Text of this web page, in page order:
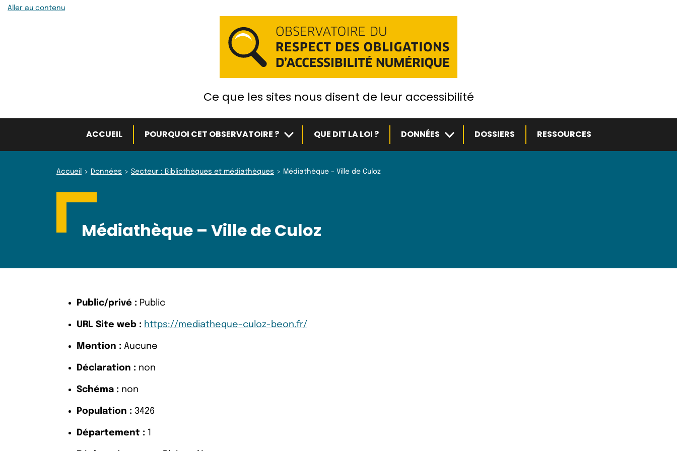
Aller au contenu
Ce que les sites nous disent de leur accessibilité
ACCUEIL POURQUOI CET OBSERVATOIRE ? Sous-menuQUE DIT LA LOI ? DONNÉES Sous-menuDOSSIERS RESSOURCES
Accueil Données Secteur : Bibliothèques et médiathèques Médiathèque – Ville de Culoz
Médiathèque – Ville de Culoz
Public/privé : Public
URL Site web : https://mediatheque-culoz-beon.fr/
Mention : Aucune
Déclaration : non
Schéma : non
Population : 3426
Département : 1